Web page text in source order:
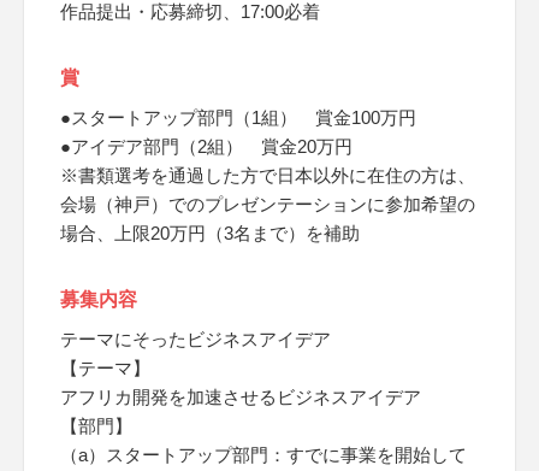
作品提出・応募締切、17:00必着
賞
●スタートアップ部門（1組） 賞金100万円
●アイデア部門（2組） 賞金20万円
※書類選考を通過した方で日本以外に在住の方は、
会場（神戸）でのプレゼンテーションに参加希望の
場合、上限20万円（3名まで）を補助
募集内容
テーマにそったビジネスアイデア
【テーマ】
アフリカ開発を加速させるビジネスアイデア
【部門】
（a）スタートアップ部門：すでに事業を開始して